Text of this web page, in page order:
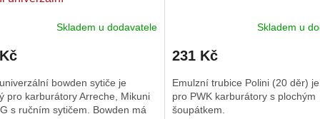
Skladem u dodavatele
bowden sytiče je
pro karburátory Arreche, Mikuni
s ručním sytičem. Bowden má
Skladem u
231 Kč
Emulzní trubice Polini (20 děr)
pro PWK karburátory s plochým
šoupátkem.